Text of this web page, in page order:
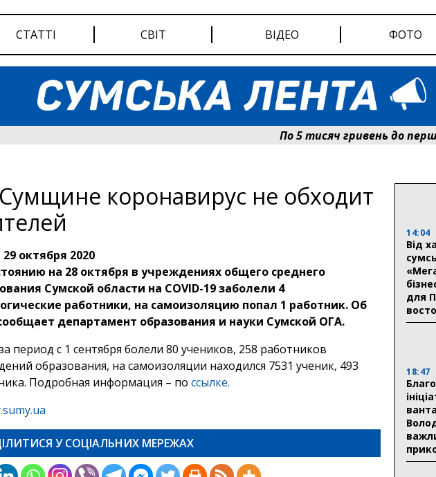
СТАТТІ СВІТ ВІДЕО ФОТО
По 5 тисяч гривень до
коронавирус не обходит
29 октября 2020
на 28 октября в учреждениях общего среднего
Сумской области на COVID-19 заболели 4
работники, на самоизоляцию попал 1 работник. Об
департамент образования и науки Сумской ОГА.
период с 1 сентября болели 80 учеников, 258 работников
образования, на самоизоляции находился 7531 ученик, 493
Подробная информация – по ссылке.
У СОЦІАЛЬНИХ МЕРЕЖАХ
14:04
Від
для
18:47